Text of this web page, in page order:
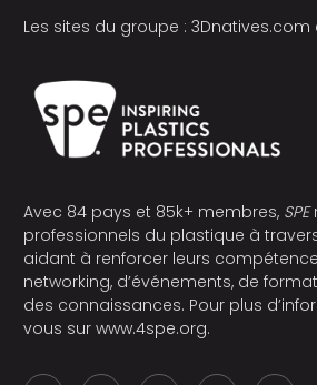
Les sites du groupe : 3Dnatives.com
Avec 84 pays et 85k+ membres, SPE
professionnels du plastique à
aidant à renforcer leurs
networking, d’événements, de
des connaissances. Pour plus
vous sur www.4spe.org.